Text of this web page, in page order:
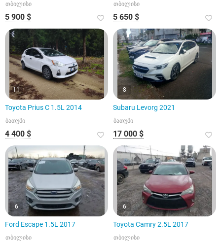
თბილისი
5 900 $
თბილისი
5 650 $
11
Toyota Prius C 1.5L 2014
ბათუმი
4 400 $
8
Subaru Levorg 2021
ბათუმი
17 000 $
6
Ford Escape 1.5L 2017
თბილისი
6
Toyota Camry 2.5L 2017
თბილისი